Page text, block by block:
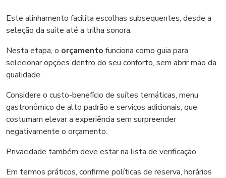
Este alinhamento facilita escolhas subsequentes, desde a
seleção da suíte até a trilha sonora.
Nesta etapa, o orçamento funciona como guia para
selecionar opções dentro do seu conforto, sem abrir mão da
qualidade.
Considere o custo-benefício de suítes temáticas, menu
gastronômico de alto padrão e serviços adicionais, que
costumam elevar a experiência sem surpreender
negativamente o orçamento.
Privacidade também deve estar na lista de verificação.
Em termos práticos, confirme políticas de reserva, horários